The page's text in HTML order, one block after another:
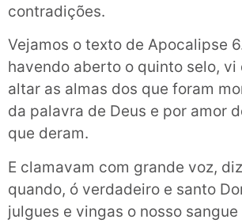
contradições.
Vejamos o texto de Apocalipse
havendo aberto o quinto selo, vi
altar as almas dos que foram
da palavra de Deus e por amor
que deram.
E clamavam com grande voz,
quando, ó verdadeiro e santo
julgues e vingas o nosso sangue